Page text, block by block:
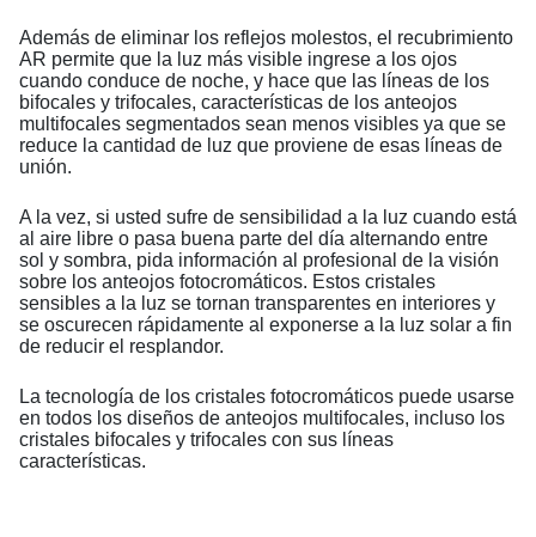
Además de eliminar los reflejos molestos, el recubrimiento
AR permite que la luz más visible ingrese a los ojos
cuando conduce de noche, y hace que las líneas de los
bifocales y trifocales, características de los anteojos
multifocales segmentados sean menos visibles ya que se
reduce la cantidad de luz que proviene de esas líneas de
unión.
A la vez, si usted sufre de sensibilidad a la luz cuando está
al aire libre o pasa buena parte del día alternando entre
sol y sombra, pida información al profesional de la visión
sobre los anteojos fotocromáticos. Estos cristales
sensibles a la luz se tornan transparentes en interiores y
se oscurecen rápidamente al exponerse a la luz solar a fin
de reducir el resplandor.
La tecnología de los cristales fotocromáticos puede usarse
en todos los diseños de anteojos multifocales, incluso los
cristales bifocales y trifocales con sus líneas
características.